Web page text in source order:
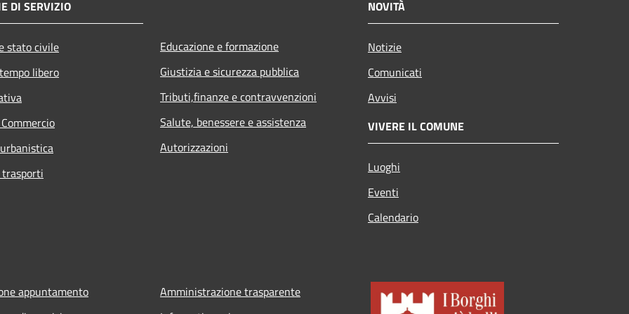
DI SERVIZIO
stato civile
libero
Educazione e formazione
Giustizia e sicurezza pubblica
Tributi,finanze e contravvenzioni
Salute, benessere e assistenza
Autorizzazioni
NOVITÀ
Notizie
Comunicati
Avvisi
VIVERE IL COMUNE
Luoghi
Eventi
Calendario
appuntamento
Amministrazione trasparente